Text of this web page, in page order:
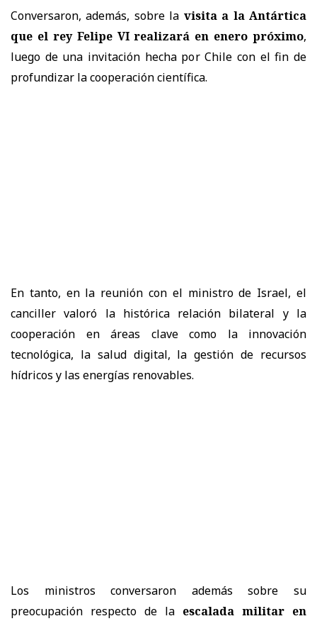
Conversaron, además, sobre la visita a la Antártica
que el rey Felipe VI realizará en enero próximo,
luego de una invitación hecha por Chile con el fin de
profundizar la cooperación científica.
En tanto, en la reunión con el ministro de Israel, el
canciller valoró la histórica relación bilateral y la
cooperación en áreas clave como la innovación
tecnológica, la salud digital, la gestión de recursos
hídricos y las energías renovables.
Los ministros conversaron además sobre su
preocupación respecto de la escalada militar en